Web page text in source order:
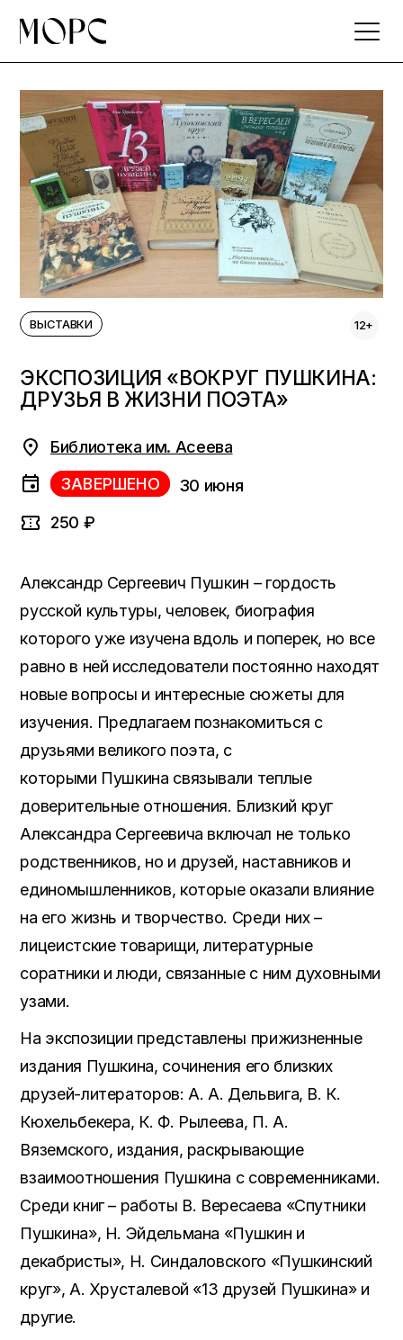
the
ВЫСТАВКИ 12+
ЭКСПОЗИЦИЯ «ВОКРУГ ПУШКИНА:
ДРУЗЬЯ В ЖИЗНИ ПОЭТА»
Библиотека им. Асеева
ЗАВЕРШЕНО
30 июня
250 ₽
Александр Сергеевич Пушкин – гордость
русской культуры, человек, биография
которого уже изучена вдоль и поперек, но все
равно в ней исследователи постоянно находят
новые вопросы и интересные сюжеты для
изучения. Предлагаем познакомиться с
друзьями великого поэта, с
которыми Пушкина связывали теплые
доверительные отношения. Близкий круг
Александра Сергеевича включал не только
родственников, но и друзей, наставников и
единомышленников, которые оказали влияние
на его жизнь и творчество. Среди них –
лицеистские товарищи, литературные
соратники и люди, связанные с ним духовными
узами.
На экспозиции представлены прижизненные
издания Пушкина, сочинения его близких
друзей-литераторов: А. А. Дельвига, В. К.
Кюхельбекера, К. Ф. Рылеева, П. А.
Вяземского, издания, раскрывающие
взаимоотношения Пушкина с современниками.
Среди книг – работы В. Вересаева «Спутники
Пушкина», Н. Эйдельмана «Пушкин и
декабристы», Н. Синдаловского «Пушкинский
круг», А. Хрусталевой «13 друзей Пушкина» и
другие.